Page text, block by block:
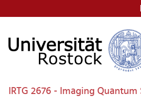
IRTG 2676 - Imaging Quantum